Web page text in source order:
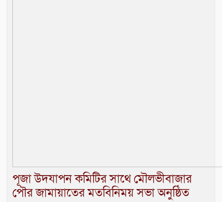
পূজা উদযাপন কমিটির সাথে মৌলভীবাজার
পৌর জামায়াতের মতবিনিময় সভা অনুষ্ঠিত